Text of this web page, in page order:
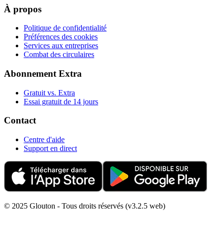
À propos
Politique de confidentialité
Préférences des cookies
Services aux entreprises
Combat des circulaires
Abonnement Extra
Gratuit vs. Extra
Essai gratuit de 14 jours
Contact
Centre d'aide
Support en direct
© 2025 Glouton - Tous droits réservés (v3.2.5 web)